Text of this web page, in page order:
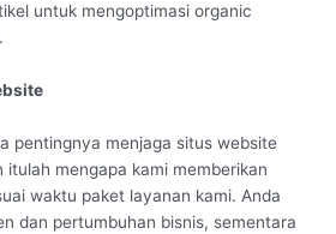
untuk mengoptimasi organic
pentingnya menjaga situs website
mengapa kami memberikan
waktu paket layanan kami. Anda
dan pertumbuhan bisnis, sementara